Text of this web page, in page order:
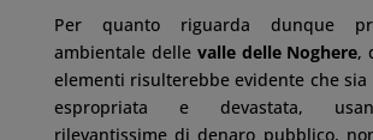
Per quanto riguarda dunque
ambientale delle valle delle Noghere,
elementi risulterebbe evidente che
espropriata e devastata,
rilevantissime di denaro pubblico,